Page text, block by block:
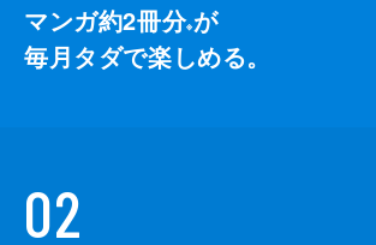
マンガ約2冊分※が
毎月タダで楽しめる。
02